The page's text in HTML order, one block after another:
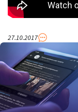
27.10.2017